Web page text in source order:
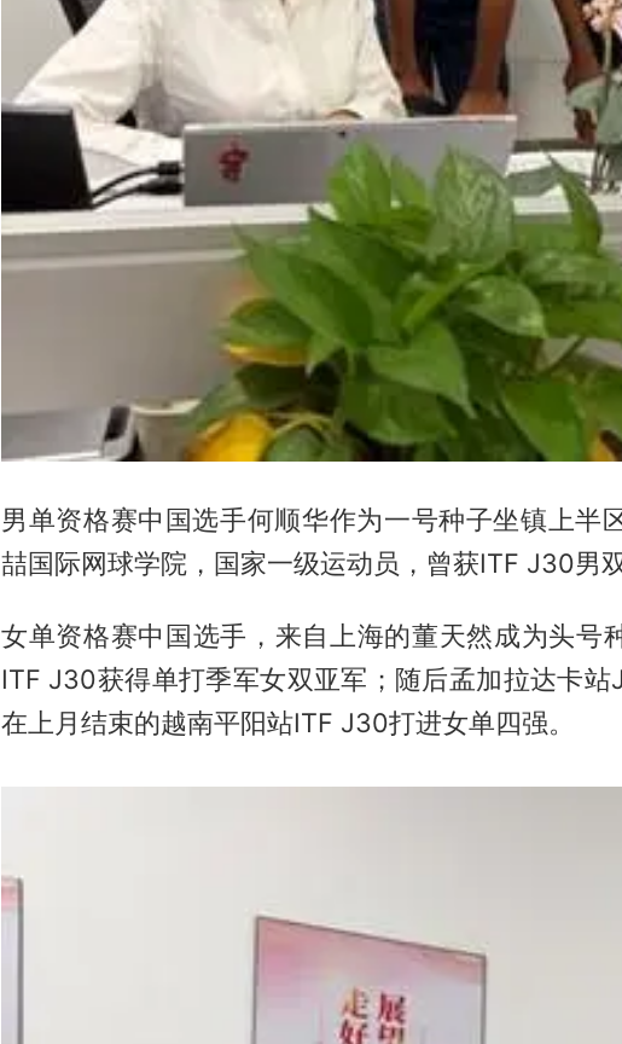
男单资格赛中国选手何顺华作为一号种子坐镇上半
喆国际网球学院，国家一级运动员，曾获ITF J30男
女单资格赛中国选手，来自上海的董天然成为头号
ITF J30获得单打季军女双亚军；随后孟加拉达卡站
在上月结束的越南平阳站ITF J30打进女单四强。